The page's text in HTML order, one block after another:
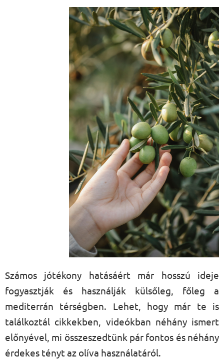
Számos jótékony hatásáért már hosszú ideje
fogyasztják és használják külsőleg, főleg a
mediterrán térségben. Lehet, hogy már te is
találkoztál cikkekben, videókban néhány ismert
előnyével, mi összeszedtünk pár fontos és néhány
érdekes tényt az olíva használatáról.